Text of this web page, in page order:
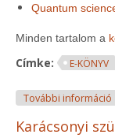
Quantum
Minden tartalom a
Címke: E-KÖNYV
További információ
Karácsonyi